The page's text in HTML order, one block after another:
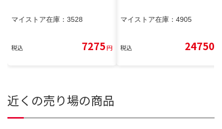
マイストア在庫： 3528
税込 7275円
マイストア在庫： 4905
税込 24750
近くの売り場の商品